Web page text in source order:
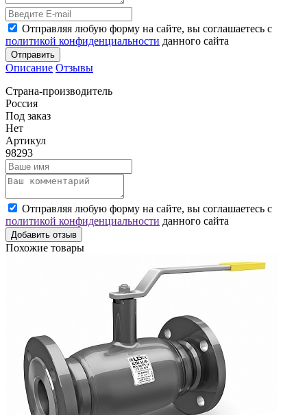
Отправляя любую форму на сайте, вы соглашаетесь с
политикой конфиденциальности данного сайта
Отправить
Описание Отзывы
Страна-производитель
Россия
Под заказ
Нет
Артикул
98293
Отправляя любую форму на сайте, вы соглашаетесь с
политикой конфиденциальности данного сайта
Добавить отзыв
Похожие товары